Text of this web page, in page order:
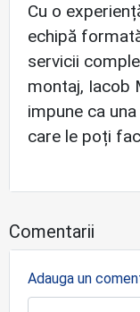
Cu o
echipă
servicii
montaj, Iacob
impune ca
care le poți
Comentarii
Adauga un